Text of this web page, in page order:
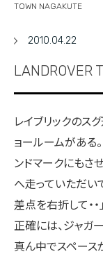
TOWN NAGAKUTE
2010.04.22
LANDROVER
レイブリックのス
ョールームがある
ンドマークにもさ
へ走っていただい
差点を右折して・・
正確には、ジャガ
真ん中でスペース